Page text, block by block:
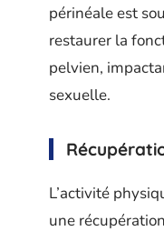
périnéale est
restaurer la
pelvien,
sexuelle.
L’activité
une